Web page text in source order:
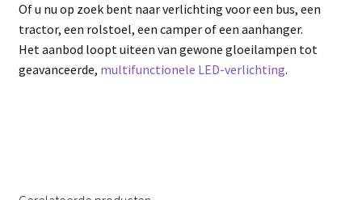
Of u nu op zoek bent naar verlichting voor een bus, een
tractor, een rolstoel, een camper of een aanhanger.
Het aanbod loopt uiteen van gewone gloeilampen tot
geavanceerde, multifunctionele LED-verlichting.